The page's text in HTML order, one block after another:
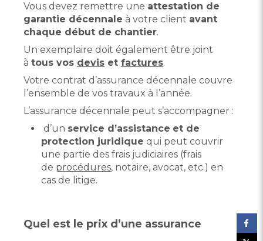
Vous devez remettre une attestation de
garantie décennale à votre client avant
chaque début de chantier.
Un exemplaire doit également être joint
à tous vos devis et factures.
Votre contrat d’assurance décennale couvre
l’ensemble de vos travaux à l’année.
L’assurance décennale peut s’accompagner :
d’un service d’assistance et de
protection juridique qui peut couvrir
une partie des frais judiciaires (frais
de procédures, notaire, avocat, etc.) en
cas de litige.
Quel est le prix d’une assurance